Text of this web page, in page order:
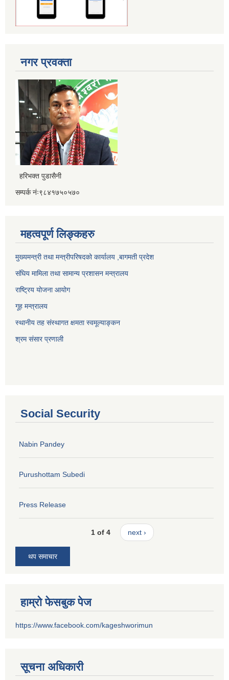
नगर प्रवक्ता
हरिभक्त पुडासैनी
सम्पर्क नंः९८४१७५०५७०
महत्वपूर्ण लिङ्कहरु
मुख्यमन्त्री तथा मन्त्रीपरिषदको कार्यालय ,बागमती प्रदेश
संघिय मामिला तथा सामान्य प्रशासन मन्त्रालय
राष्ट्रिय योजना आयोग
गूह मन्त्रालय
स्थानीय तह संस्थागत क्षमता स्वमूल्याङ्कन
श्रम संसार प्रणाली
Social Security
Nabin Pandey
Purushottam Subedi
Press Release
1 of 4 next ›
थप समाचार
हाम्रो फेसबुक पेज
https://www.facebook.com/kageshworimun
सूचना अधिकारी